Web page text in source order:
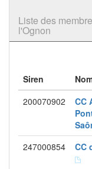
Liste des
l'Ognon
Siren
200070902
CC
247000854 CC